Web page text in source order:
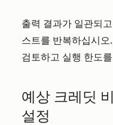
출력 결과가 일관되
스트를 반복하십시
검토하고 실행 한도
예상 크레딧
설정